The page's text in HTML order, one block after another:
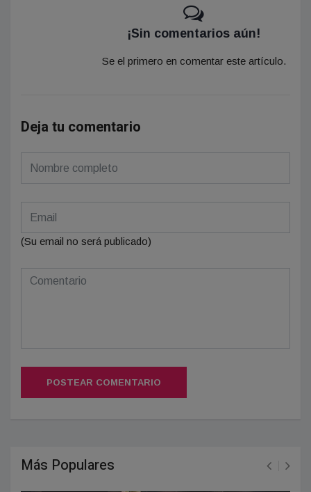
¡Sin comentarios aún!
Se el primero en comentar este artículo.
Deja tu comentario
(Su email no será publicado)
POSTEAR COMENTARIO
Más Populares